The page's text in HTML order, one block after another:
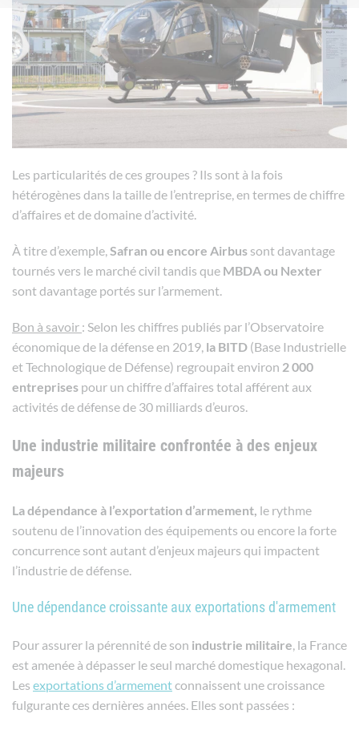
Les particularités de ces groupes ? Ils sont à la fois
hétérogènes dans la taille de l’entreprise, en termes de chiffre
d’affaires et de domaine d’activité.
À titre d’exemple,Safran ou encore Airbus sont davantage
tournés vers le marché civil tandis que MBDA ou Nexter
sont davantage portés sur l’armement.
Bon à savoir : Selon les chiffres publiés par l’Observatoire
économique de la défense en 2019, la BITD (Base Industrielle
et Technologique de Défense) regroupait environ 2 000
entreprises pour un chiffre d’affaires total afférent aux
activités de défense de 30 milliards d’euros.
Une industrie militaire confrontée à des enjeux
majeurs
La dépendance à l’exportation d’armement, le rythme
soutenu de l’innovation des équipements ou encore la forte
concurrence sont autant d’enjeux majeurs qui impactent
l’industrie de défense.
Une dépendance croissante aux exportations d'armement
Pour assurer la pérennité de son industrie militaire, la France
est amenée à dépasser le seul marché domestique hexagonal.
Les exportations d’armementconnaissent une croissance
fulgurante ces dernières années. Elles sont passées :